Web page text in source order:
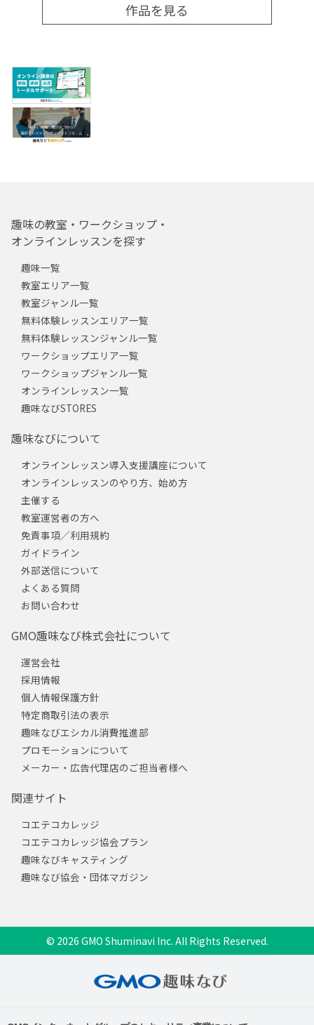
作品を見る
趣味の教室・ワークショップ・
オンラインレッスンを探す
趣味一覧
教室エリア一覧
教室ジャンル一覧
無料体験レッスンエリア一覧
無料体験レッスンジャンル一覧
ワークショップエリア一覧
ワークショップジャンル一覧
オンラインレッスン一覧
趣味なびSTORES
趣味なびについて
オンラインレッスン導入支援講座について
オンラインレッスンのやり方、始め方
主催する
教室運営者の方へ
免責事項／利用規約
ガイドライン
外部送信について
よくある質問
お問い合わせ
GMO趣味なび株式会社について
運営会社
採用情報
個人情報保護方針
特定商取引法の表示
趣味なびエシカル消費推進部
プロモーションについて
メーカー・広告代理店のご担当者様へ
関連サイト
コエテコカレッジ
コエテコカレッジ協会プラン
趣味なびキャスティング
趣味なび協会・団体マガジン
© 2026 GMO Shuminavi Inc. All Rights Reserved.